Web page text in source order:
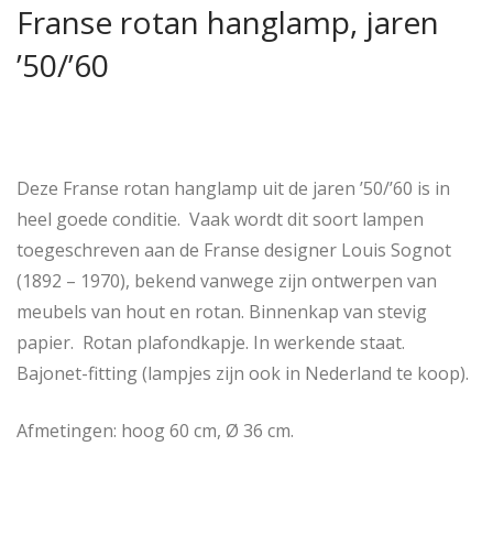
Franse rotan hanglamp, jaren
’50/’60
Deze Franse rotan hanglamp uit de jaren ’50/’60 is in
heel goede conditie. Vaak wordt dit soort lampen
toegeschreven aan de Franse designer Louis Sognot
(1892 – 1970), bekend vanwege zijn ontwerpen van
meubels van hout en rotan. Binnenkap van stevig
papier. Rotan plafondkapje. In werkende staat.
Bajonet-fitting (lampjes zijn ook in Nederland te koop).
Afmetingen: hoog 60 cm, Ø 36 cm.